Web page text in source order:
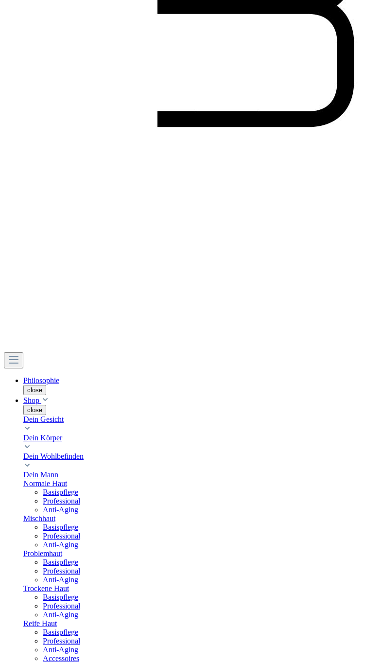
Philosophie
close
Shop
close
Dein Gesicht
Dein Körper
Dein Wohlbefinden
Dein Mann
Normale Haut
Basispflege
Professional
Anti-Aging
Mischhaut
Basispflege
Professional
Anti-Aging
Problemhaut
Basispflege
Professional
Anti-Aging
Trockene Haut
Basispflege
Professional
Anti-Aging
Reife Haut
Basispflege
Professional
Anti-Aging
Accessoires